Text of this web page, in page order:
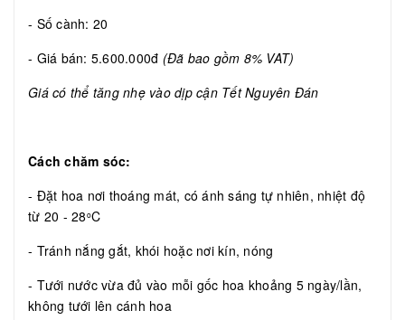
- Số cành: 20
- Giá bán: 5.600.000đ (Đã bao gồm 8% VAT)
Giá có thể tăng nhẹ vào dịp cận Tết Nguyên Đán
Cách chăm sóc:
- Đặt hoa nơi thoáng mát, có ánh sáng tự nhiên, nhiệt độ
từ 20 - 28oC
- Tránh nắng gắt, khói hoặc nơi kín, nóng
- Tưới nước vừa đủ vào mỗi gốc hoa khoảng 5 ngày/lần,
không tưới lên cánh hoa